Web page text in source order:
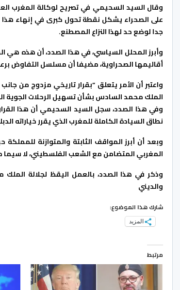
وقال السيد السحيمي في تصريح لوكالة المغرب
على الصحراء يشكل نقطة تحول كبرى في إنهاء هذا
جدا لوضع حد لهذا النزاع المصطنع.
وأبرز المحلل السياسي، في هذا الصدد، أن هذه هي
أقاليمها الصحراوية، مضيفا أن مسلسل التفاوض
واعتبر أن الأمر يتعلق “بقرار تاريخي مزدوج من
الملك محمد السادس بشأن تسهيل الرحلات الجوية
وفي هذا الصدد، سجل السيد السحيمي أن هذا
نطاق السيادة الكاملة للمغرب الذي يقرر خياراته
وبعد أن أبرز المواقف الثابتة والمتوازنة
المغربي المتضامن مع الشعب الفلسطيني، لا
وذكر في هذا الصدد، بالعمل اليقظ لجلالة
والديني
شارك هذا الموضوع:
المزيد
مرتبط